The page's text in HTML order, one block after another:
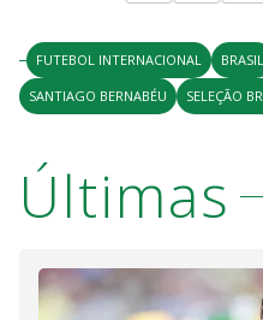
FUTEBOL INTERNACIONAL BRASIL
SANTIAGO BERNABÉU
SELEÇÃO
Últimas